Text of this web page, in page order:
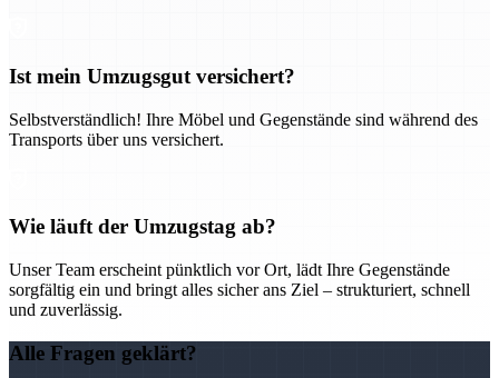
Ist mein Umzugsgut versichert?
Selbstverständlich! Ihre Möbel und Gegenstände sind während des
Transports über uns versichert.
Wie läuft der Umzugstag ab?
Unser Team erscheint pünktlich vor Ort, lädt Ihre Gegenstände
sorgfältig ein und bringt alles sicher ans Ziel – strukturiert, schnell
und zuverlässig.
Alle Fragen geklärt?